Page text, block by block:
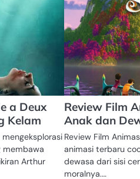
a Deux
Kelam
mengeksplorasi
membawa
Arthur
Review Film
Anak dan
Review Film
animasi terbaru
dewasa dari sisi
moralnya.…